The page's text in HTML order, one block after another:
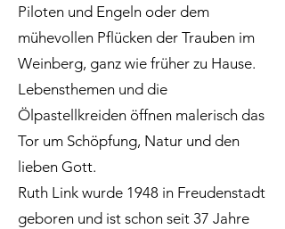
Piloten und Engeln oder dem
mühevollen Pflücken der Trauben im
Weinberg, ganz wie früher zu Hause.
Lebensthemen und die
Ölpastellkreiden öffnen malerisch das
Tor um Schöpfung, Natur und den
lieben Gott.
Ruth Link wurde 1948 in Freudenstadt
geboren und ist schon seit 37 Jahre